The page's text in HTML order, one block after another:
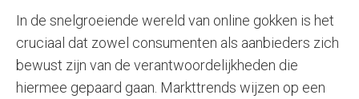
In de snelgroeiende wereld van online gokken is het
cruciaal dat zowel consumenten als aanbieders zich
bewust zijn van de verantwoordelijkheden die
hiermee gepaard gaan. Markttrends wijzen op een